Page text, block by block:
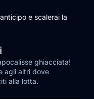
e scalerai la
ghiacciata!
agli altri dove
alla lotta.